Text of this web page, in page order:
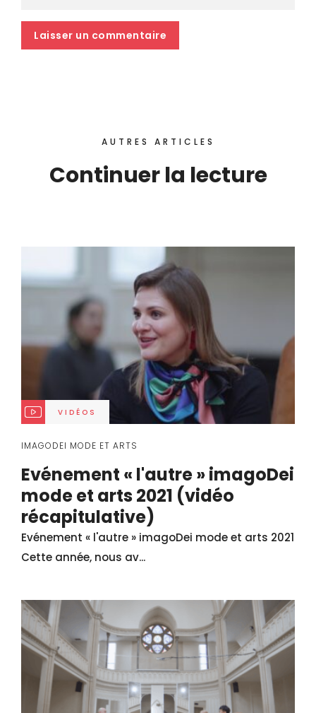
AUTRES ARTICLES
Continuer la lecture
VIDÉOS
IMAGODEI MODE ET ARTS
Evénement « l'autre » imagoDei
mode et arts 2021 (vidéo
récapitulative)
Evénement « l'autre » imagoDei mode et arts 2021
Cette année, nous av...